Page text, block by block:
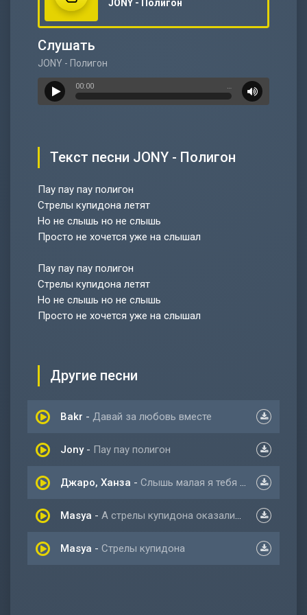
JONY - Полигон
Слушать
JONY - Полигон
00:00 …
Текст песни JONY - Полигон
Пау пау пау полигон
Стрелы купидона летят
Но не слышь но не слышь
Просто не хочется уже на слышал
Пау пау пау полигон
Стрелы купидона летят
Но не слышь но не слышь
Просто не хочется уже на слышал
Другие песни
Bakr - Давай за любовь вместе
Jony- Пау пау полигон
Джаро, Ханза - Слышь малая я тебя кохаю
Masya - А стрелы купидона оказались ножами
Masya - Стрелы купидона